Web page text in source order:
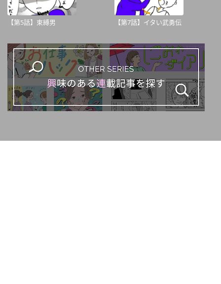
【第5話】束縛男 【第7話】イタい武勇伝